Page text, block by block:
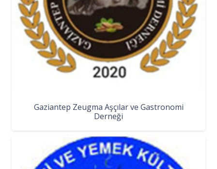
Gaziantep Zeugma Aşçılar ve Gastronomi
Derneği